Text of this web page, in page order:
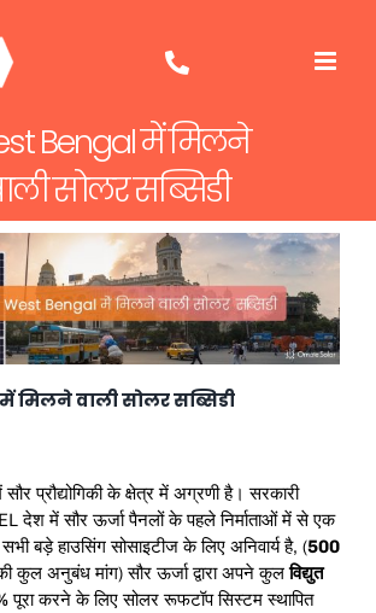
Bengal में मिलने
सोलर सब्सिडी
मिलने वाली सोलर सब्सिडी
प्रौद्योगिकी के क्षेत्र में अग्रणी है। सरकारी
देश में सौर ऊर्जा पैनलों के पहले निर्माताओं में से एक
बड़े हाउसिंग सोसाइटीज के लिए अनिवार्य है, (500
कुल अनुबंध मांग) सौर ऊर्जा द्वारा अपने कुलविद्युत
पूरा करने के लिए सोलर रूफटॉप सिस्टम स्थापित